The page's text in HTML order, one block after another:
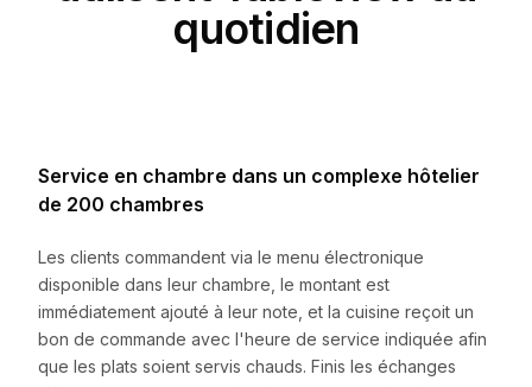
quotidien
Service en chambre dans un complexe hôtelier
de 200 chambres
Les clients commandent via le menu électronique
disponible dans leur chambre, le montant est
immédiatement ajouté à leur note, et la cuisine reçoit un
bon de commande avec l'heure de service indiquée afin
que les plats soient servis chauds. Finis les échanges